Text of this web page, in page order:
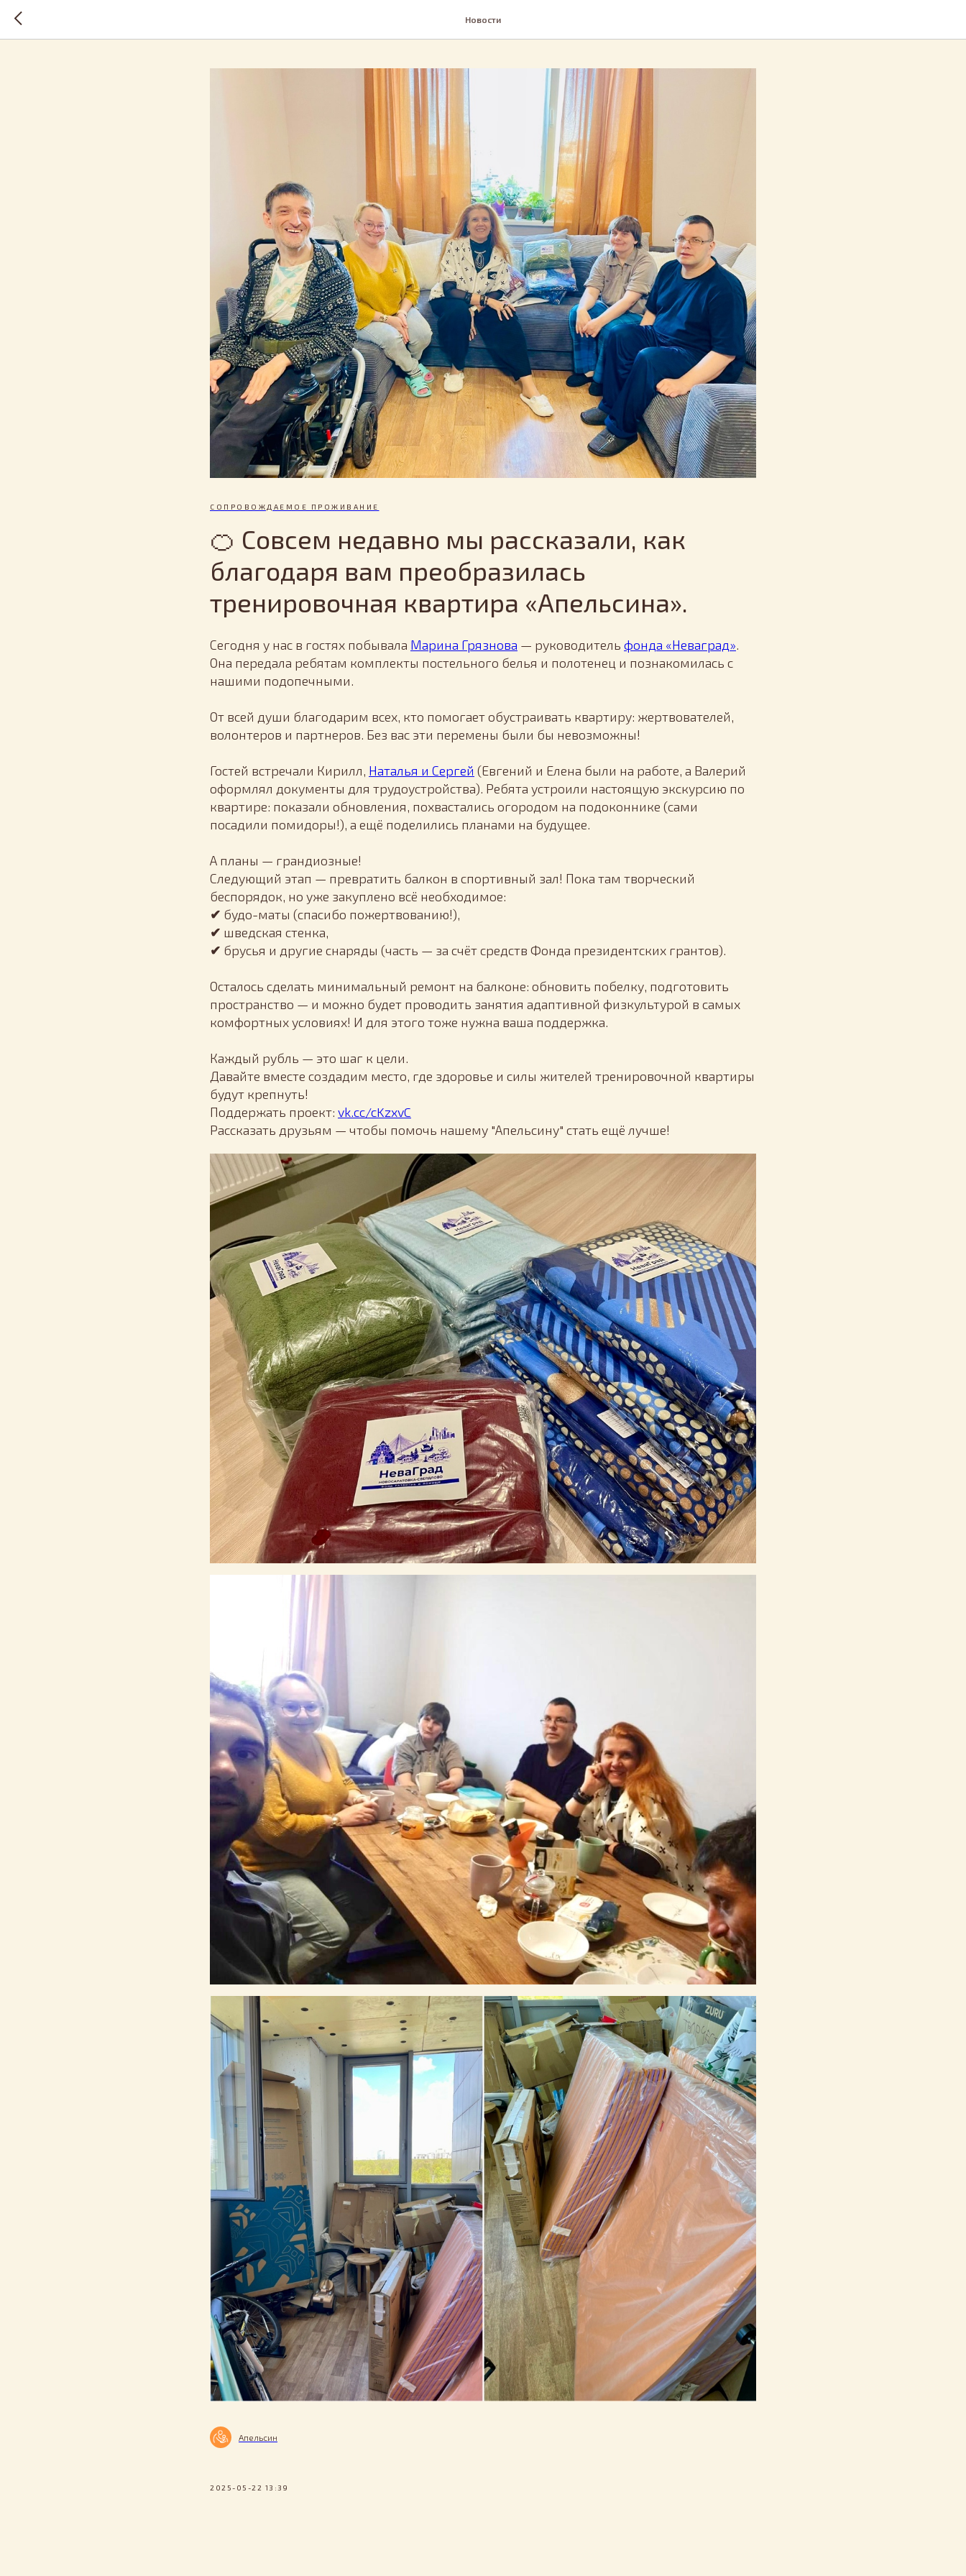
Новости
СОПРОВОЖДАЕМОЕ ПРОЖИВАНИЕ
🍊 Совсем недавно мы рассказали, как
благодаря вам преобразилась
тренировочная квартира «Апельсина».
Сегодня у нас в гостях побывала Марина Грязнова — руководитель фонда «Неваград».
Она передала ребятам комплекты постельного белья и полотенец и познакомилась с
нашими подопечными.
От всей души благодарим всех, кто помогает обустраивать квартиру: жертвователей,
волонтеров и партнеров. Без вас эти перемены были бы невозможны!
Гостей встречали Кирилл, Наталья и Сергей (Евгений и Елена были на работе, а Валерий
оформлял документы для трудоустройства). Ребята устроили настоящую экскурсию по
квартире: показали обновления, похвастались огородом на подоконнике (сами
посадили помидоры!), а ещё поделились планами на будущее.
А планы — грандиозные!
Следующий этап — превратить балкон в спортивный зал! Пока там творческий
беспорядок, но уже закуплено всё необходимое:
✔ будо-маты (спасибо пожертвованию!),
✔ шведская стенка,
✔ брусья и другие снаряды (часть — за счёт средств Фонда президентских грантов).
Осталось сделать минимальный ремонт на балконе: обновить побелку, подготовить
пространство — и можно будет проводить занятия адаптивной физкультурой в самых
комфортных условиях! И для этого тоже нужна ваша поддержка.
Каждый рубль — это шаг к цели.
Давайте вместе создадим место, где здоровье и силы жителей тренировочной квартиры
будут крепнуть!
Поддержать проект: vk.cc/cKzxvC
Рассказать друзьям — чтобы помочь нашему "Апельсину" стать ещё лучше!
Апельсин
2025-05-22 13:39